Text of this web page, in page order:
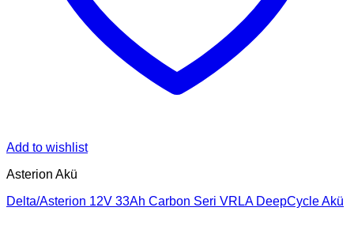
Add to wishlist
Asterion Akü
Delta/Asterion 12V 33Ah Carbon Seri VRLA DeepCycle Akü